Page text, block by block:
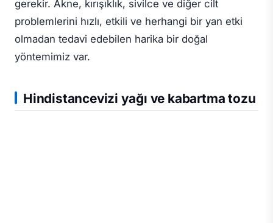
gerekir. Akne, kırışıklık, sivilce ve diğer cilt
problemlerini hızlı, etkili ve herhangi bir yan etki
olmadan tedavi edebilen harika bir doğal
yöntemimiz var.
Hindistancevizi yağı ve kabartma tozu